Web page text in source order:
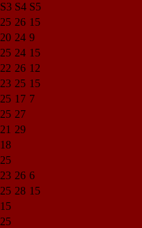
S3 S4 S5
25 26 15
20 24 9
25 24 15
22 26 12
23 25 15
25 17 7
25 27
21 29
18
25
23 26 6
25 28 15
15
25